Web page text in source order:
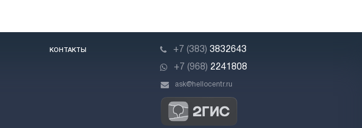
КОНТАКТЫ +7 (383) 3832643
+7 (968) 2241808
ask@hellocentr.ru